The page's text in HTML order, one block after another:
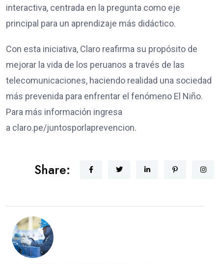
interactiva, centrada en la pregunta como eje
principal para un aprendizaje más didáctico.
Con esta iniciativa, Claro reafirma su propósito de
mejorar la vida de los peruanos a través de las
telecomunicaciones, haciendo realidad una sociedad
más prevenida para enfrentar el fenómeno El Niño.
Para más información ingresa
a claro.pe/juntosporlaprevencion.
Share: